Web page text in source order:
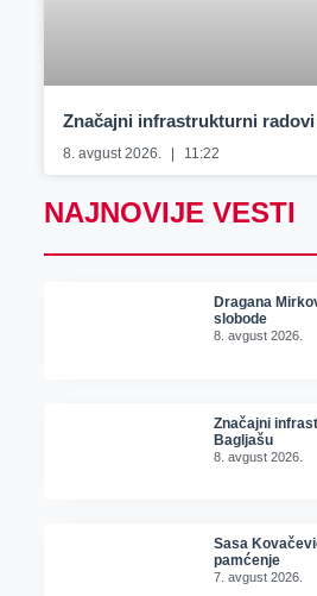
Značajni infrastrukturni
8. avgust 2026. 11:22
NAJNOVIJE VESTI
Dragana
slobode
8. avgust 2026.
Značajni
Bagljašu
8. avgust 2026.
Sasa
pamćenje
7. avgust 2026.